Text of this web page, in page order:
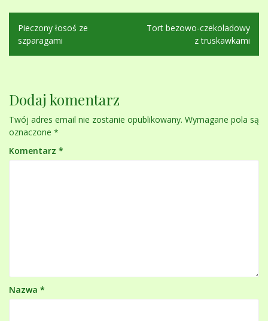
Nawigacja
wpisu
Pieczony łosoś ze
szparagami
Tort bezowo-czekoladowy
z truskawkami
Dodaj komentarz
Twój adres email nie zostanie opublikowany. Wymagane pola są
oznaczone *
Komentarz *
Nazwa *